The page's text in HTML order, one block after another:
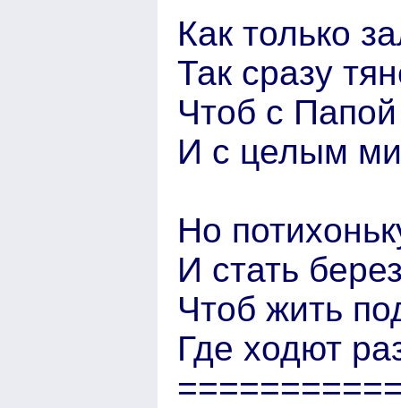
Как только
Так сразу
Чтоб с
И с целым
Но
И стать
Чтоб жить
Где ходют